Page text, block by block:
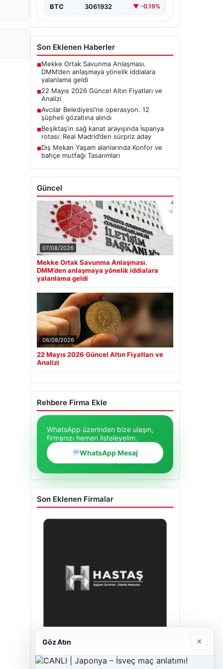
BTC 3061932 ▼ -0.19%
Son Eklenen Haberler
■Mekke Ortak Savunma Anlaşması.
DMM’den anlaşmaya yönelik iddialara
yalanlama geldi
■22 Mayıs 2026 Güncel Altın Fiyatları ve
Analizi
■Avcılar Belediyesi’ne operasyon. 12
şüpheli gözaltına alındı
■Beşiktaş’ın sağ kanat arayışında İspanya
rotası: Real Madrid’den sürpriz aday
■Dış Mekan Yaşam alanlarında Konfor ve
bahçe mutfağı Tasarımları
Güncel
07/08/2026
Mekke Ortak Savunma Anlaşması.
DMM’den anlaşmaya yönelik iddialara
yalanlama geldi
06/08/2026
22 Mayıs 2026 Güncel Altın Fiyatları ve
Analizi
Rehbere Firma Ekle
WhatsApp üzerinden bize ulaşın,
firmanızı hemen listeleyelim.
WhatsApp Mesaj
Son Eklenen Firmalar
Enes Kaplan Avukatlık Bürosu
Göz Atın ×